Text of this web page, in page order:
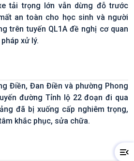
tải trọng lớn vẫn dừng đỗ trước
an toàn cho học sinh và người
trên tuyến QL1A đề nghị cơ quan
xử lý.
Điền, Đan Điền và phường Phong
đường Tỉnh lộ 22 đoạn đi qua
đã bị xuống cấp nghiêm trọng,
khắc phục, sửa chữa.